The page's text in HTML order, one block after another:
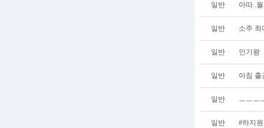
일반 아따..
일반 소주 최
일반 인기왕
일반 아침 출
일반 ㅡㅡㅡ
일반 #하지